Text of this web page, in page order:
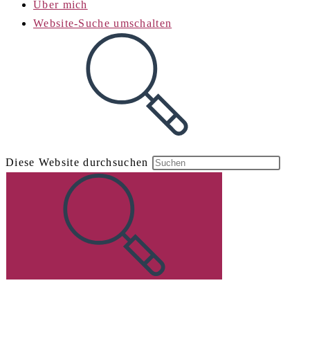
Über mich
Website-Suche umschalten
Diese Website durchsuchen